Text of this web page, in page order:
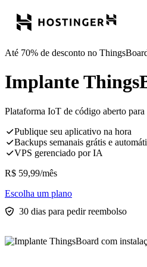
Até 70% de desconto no
Implante
Plataforma IoT de código aberto
Publique seu aplicativo na hora
Backups semanais grátis e
VPS gerenciado por IA
R$ 59,99/mês
Escolha um plano
30 dias para pedir reembolso